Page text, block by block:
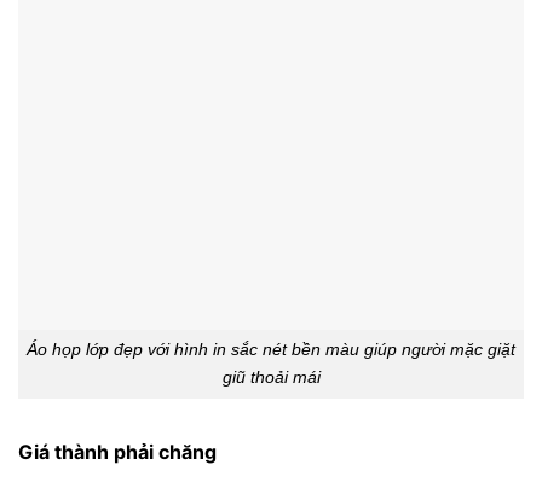
Áo họp lớp đẹp với hình in sắc nét bền màu giúp người mặc giặt
giũ thoải mái
Giá thành phải chăng